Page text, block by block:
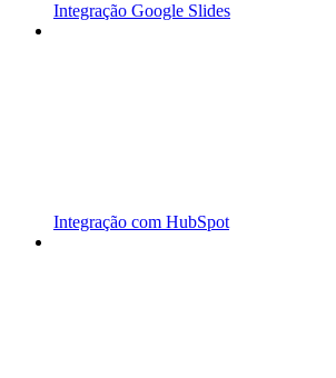
Integração Google Slides
Integração com HubSpot